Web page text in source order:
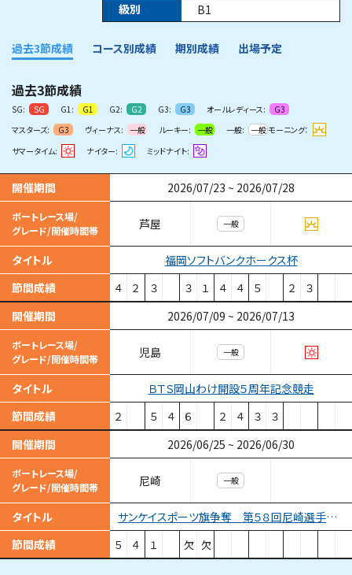
級別
B1
過去3節成績 コース別成績 期別成績 出場予定
過去3節成績
SG: SG G1: G1 G2: G2 G3: G3 オールレディース:
G3
マスターズ:
G3 ヴィーナス: 一般 ルーキー: 一般 一般: 一般 モーニング：
サマータイム:
ナイター: ミッドナイト:
開催期間 2026/07/23 ~ 2026/07/28
ボートレース場/
グレード/開催時間帯
芦屋 一般
タイトル
福岡ソフトバンクホークス杯
節間成績
４ ２ ３ ３ １ ４ ４ ５ ２ ３
開催期間 2026/07/09 ~ 2026/07/13
ボートレース場/
グレード/開催時間帯
児島 一般
タイトル
ＢＴＳ岡山わけ開設５周年記念競走
節間成績
２ ５ ４ ６ ２ ４ ３ ３
開催期間 2026/06/25 ~ 2026/06/30
ボートレース場/
グレード/開催時間帯
尼崎 一般
タイトル
サンケイスポーツ旗争奪 第５８回尼崎選手権競走
節間成績
５ ４ １ 欠 欠